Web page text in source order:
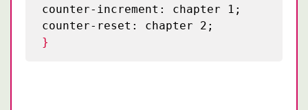
counter-increment: chapter 1;
counter-reset: chapter 2;
}